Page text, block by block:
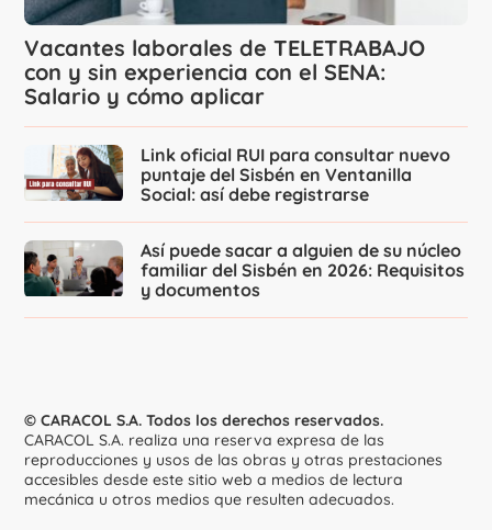
Vacantes laborales de TELETRABAJO
con y sin experiencia con el SENA:
Salario y cómo aplicar
Link oficial RUI para consultar nuevo
puntaje del Sisbén en Ventanilla
Social: así debe registrarse
Así puede sacar a alguien de su núcleo
familiar del Sisbén en 2026: Requisitos
y documentos
© CARACOL S.A. Todos los derechos reservados.
CARACOL S.A. realiza una reserva expresa de las
reproducciones y usos de las obras y otras prestaciones
accesibles desde este sitio web a medios de lectura
mecánica u otros medios que resulten adecuados.